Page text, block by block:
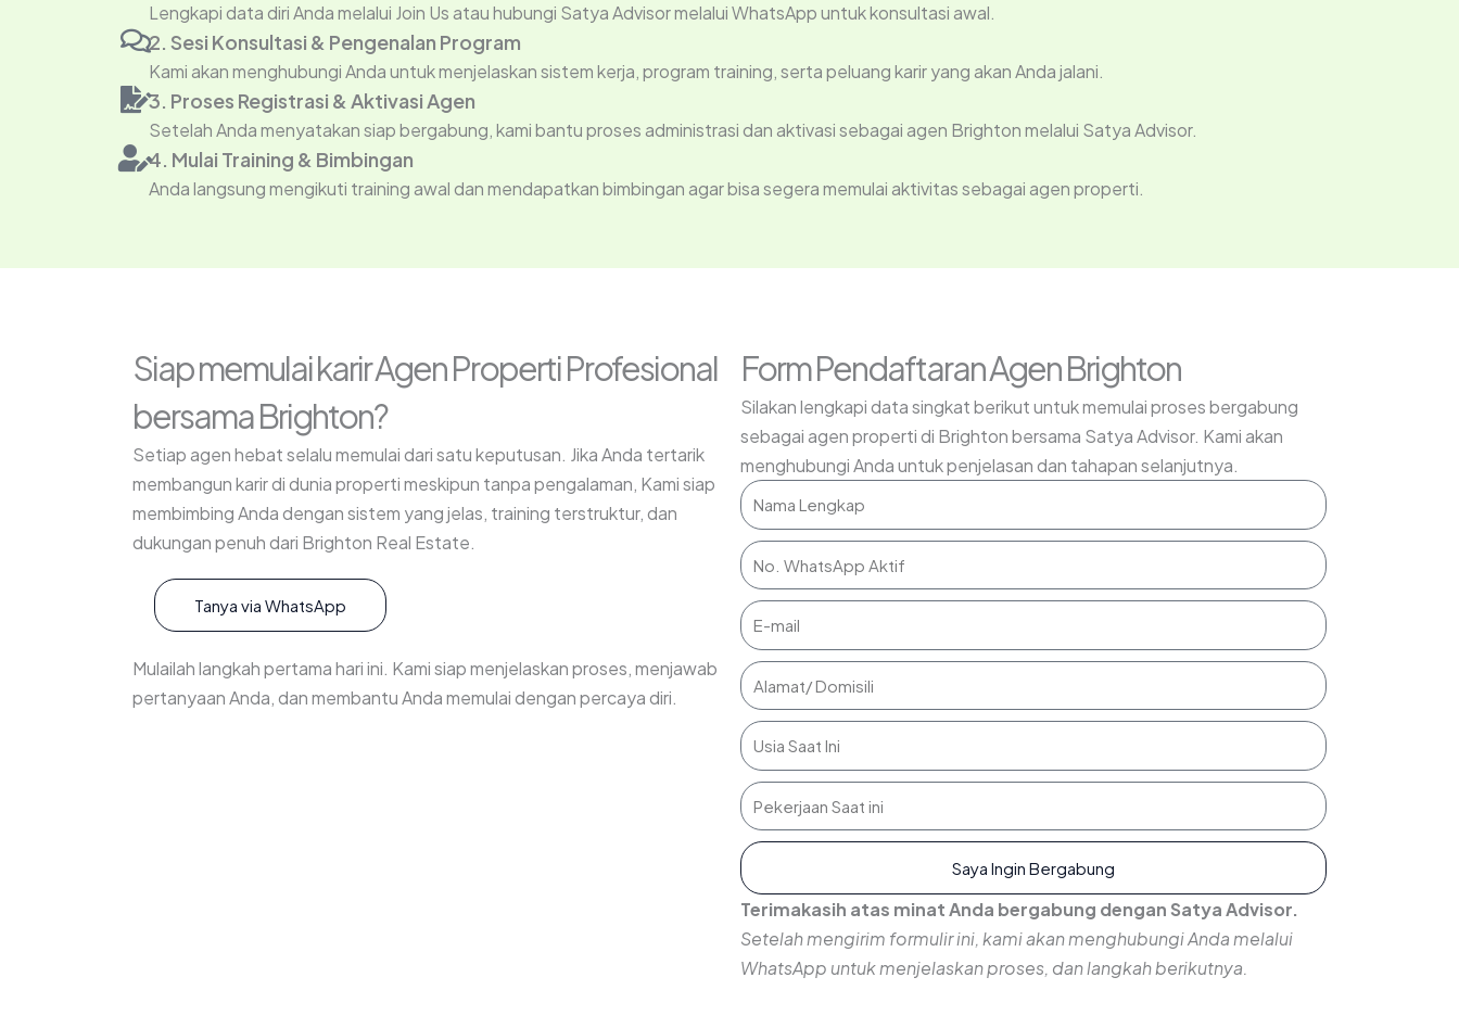
Lengkapi data diri Anda melalui Join Us atau hubungi Satya Advisor melalui WhatsApp untuk konsultasi awal.
2. Sesi Konsultasi & Pengenalan Program
Kami akan menghubungi Anda untuk menjelaskan sistem kerja, program training, serta peluang karir yang akan Anda jalani.
3. Proses Registrasi & Aktivasi Agen
Setelah Anda menyatakan siap bergabung, kami bantu proses administrasi dan aktivasi sebagai agen Brighton melalui Satya Advisor.
4. Mulai Training & Bimbingan
Anda langsung mengikuti training awal dan mendapatkan bimbingan agar bisa segera memulai aktivitas sebagai agen properti.
Siap memulai karir Agen Properti Profesional
bersama Brighton?
Setiap agen hebat selalu memulai dari satu keputusan. Jika Anda tertarik
membangun karir di dunia properti meskipun tanpa pengalaman, Kami siap
membimbing Anda dengan sistem yang jelas, training terstruktur, dan
dukungan penuh dari Brighton Real Estate.
Tanya via WhatsApp
Mulailah langkah pertama hari ini. Kami siap menjelaskan proses, menjawab
pertanyaan Anda, dan membantu Anda memulai dengan percaya diri.
Form Pendaftaran Agen Brighton
Silakan lengkapi data singkat berikut untuk memulai proses bergabung
sebagai agen properti di Brighton bersama Satya Advisor. Kami akan
menghubungi Anda untuk penjelasan dan tahapan selanjutnya.
Saya Ingin Bergabung
Terimakasih atas minat Anda bergabung dengan Satya Advisor.
Setelah mengirim formulir ini, kami akan menghubungi Anda melalui
WhatsApp untuk menjelaskan proses, dan langkah berikutnya.